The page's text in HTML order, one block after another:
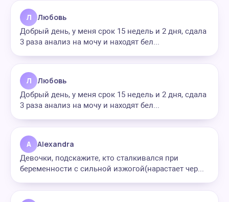
Л Любовь
Добрый день, у меня срок 15 недель и 2 дня, сдала
3 раза анализ на мочу и находят бел...
Л Любовь
Добрый день, у меня срок 15 недель и 2 дня, сдала
3 раза анализ на мочу и находят бел...
A Alexandra
Девочки, подскажите, кто сталкивался при
беременности с сильной изжогой(нарастает чер...